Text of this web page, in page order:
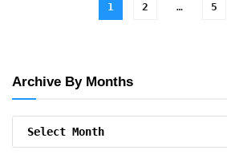
1 2 … 5
Archive By Months
Archive